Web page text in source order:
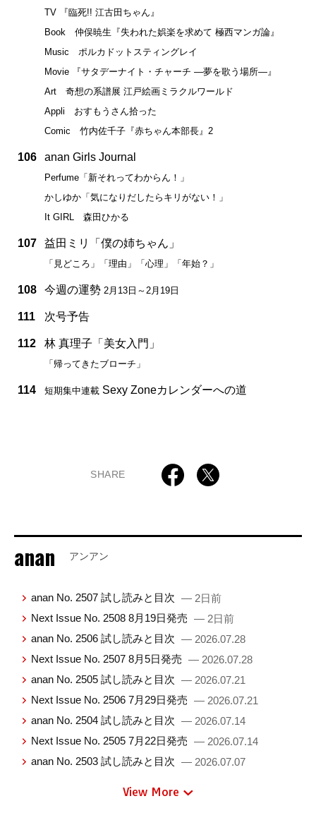
TV 『臨死!! 江古田ちゃん』
Book 仲俣暁生『失われた娯楽を求めて 極西マンガ論』
Music ポルカドットスティングレイ
Movie 『サタデーナイト・チャーチ ―夢を歌う場所―』
Art 奇想の系譜展 江戸絵画ミラクルワールド
Appli おすもうさん拾った
Comic 竹内佐千子『赤ちゃん本部長』2
106 anan Girls Journal
Perfume「新それってわからん！」
かしゆか「気になりだしたらキリがない！」
It GIRL 森田ひかる
107 益田ミリ「僕の姉ちゃん」
「見どころ」「理由」「心理」「年始？」
108 今週の運勢 2月13日～2月19日
111 次号予告
112 林 真理子「美女入門」
「帰ってきたブローチ」
114 短期集中連載 Sexy Zoneカレンダーへの道
SHARE
anan アンアン
anan No. 2507 試し読みと目次 — 2日前
Next Issue No. 2508 8月19日発売 — 2日前
anan No. 2506 試し読みと目次 — 2026.07.28
Next Issue No. 2507 8月5日発売 — 2026.07.28
anan No. 2505 試し読みと目次 — 2026.07.21
Next Issue No. 2506 7月29日発売 — 2026.07.21
anan No. 2504 試し読みと目次 — 2026.07.14
Next Issue No. 2505 7月22日発売 — 2026.07.14
anan No. 2503 試し読みと目次 — 2026.07.07
View More